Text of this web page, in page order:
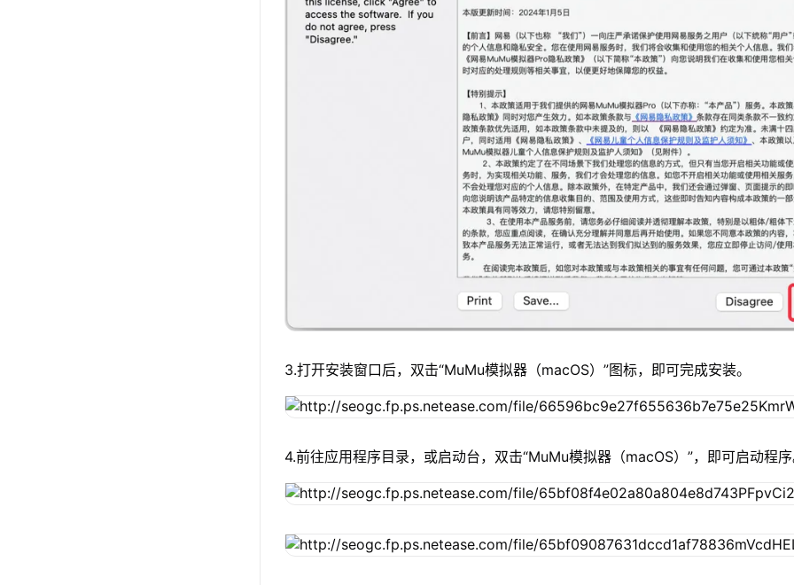
3.打开安装窗口后，双击“MuMu模拟器（macOS）”图标，即可完成安装。
4.前往应用程序目录，或启动台，双击“MuMu模拟器（macOS）”，即可启动程